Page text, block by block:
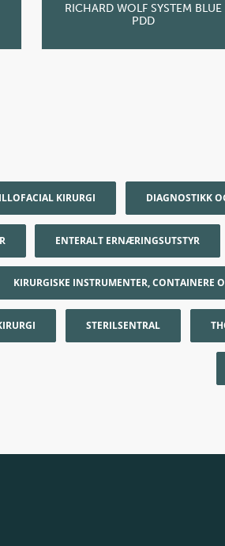
RICHARD WOLF SYSTEM BLUE
PDD
KIRURGI DIAGNOSTIKK
ENTERALT ERNÆRINGSUTSTYR
KIRURGISKE INSTRUMENTER, CONTAINERE
STERILSENTRAL